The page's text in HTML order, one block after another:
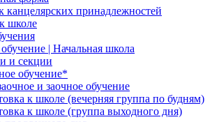
канцелярских принадлежностей
школе
| Начальная школа
и секции
обучение*
и заочное обучение
к школе (вечерняя группа по будням)
к школе (группа выходного дня)